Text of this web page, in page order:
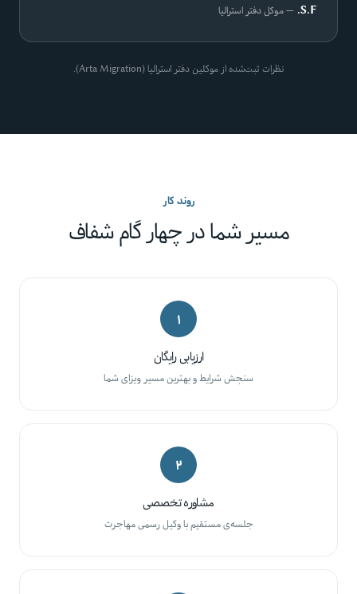
S.F. — موکل دفتر استرالیا
نظرات ثبت‌شده از موکلین دفتر استرالیا (Arta Migration).
روند کار
مسیر شما در چهار گام شفاف
۱
ارزیابی رایگان
سنجش شرایط و بهترین مسیر ویزای شما
۲
مشاوره تخصصی
جلسه‌ی مستقیم با وکیل رسمی مهاجرت